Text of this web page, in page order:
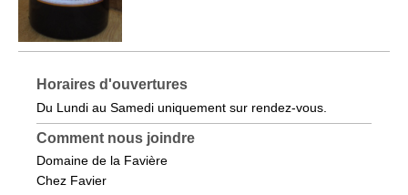
Horaires d'ouvertures
Du Lundi au Samedi uniquement sur rendez-vous.
Comment nous joindre
Domaine de la Favière
Chez Favier